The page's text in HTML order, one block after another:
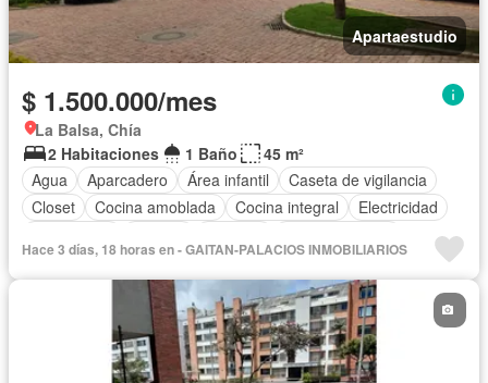
Apartaestudio
$ 1.500.000/mes
La Balsa, Chía
2 Habitaciones
1 Baño
45 m²
Agua
Aparcadero Área infantil
Caseta de vigilancia
Closet
Cocina amoblada Cocina integral
Electricidad
Seguridad privada
Tanque de agua Wifi
Zonas verdes
Permite mascotas
Permite niños
Completamente amoblado
Hace 3 días, 18 horas en - GAITAN-PALACIOS INMOBILIARIOS